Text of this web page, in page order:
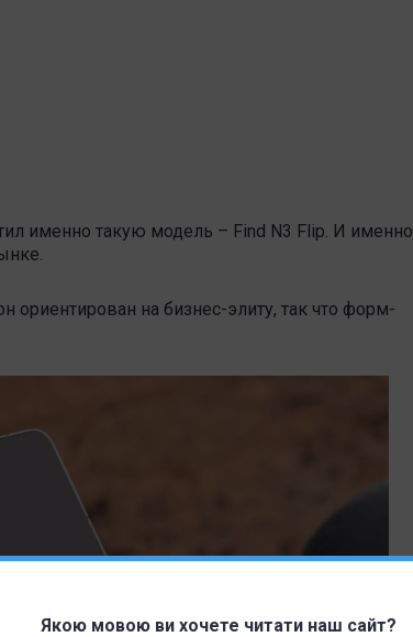
Якою мовою ви хочете читати наш сайт?
именно такую модель – Find N3 Flip. И именно
ориентирован на бизнес-элиту, так что форм-